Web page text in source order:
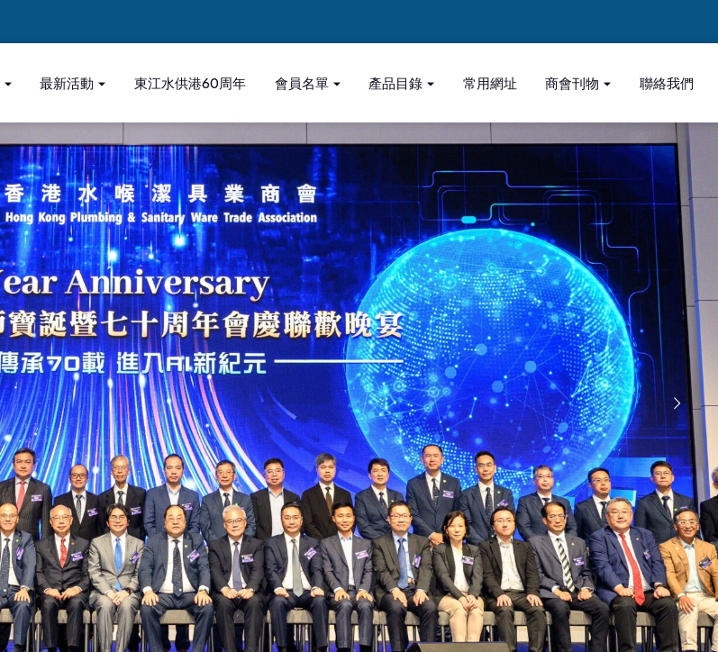
最新活動 東江水供港60周年 會員名單 產品目錄 常用網址 商會刊物 聯絡我們